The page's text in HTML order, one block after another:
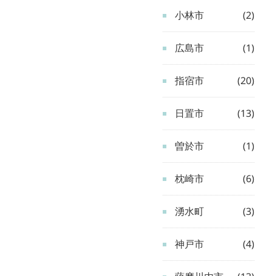
小林市 (2)
広島市 (1)
指宿市 (20)
日置市 (13)
曽於市 (1)
枕崎市 (6)
湧水町 (3)
神戸市 (4)